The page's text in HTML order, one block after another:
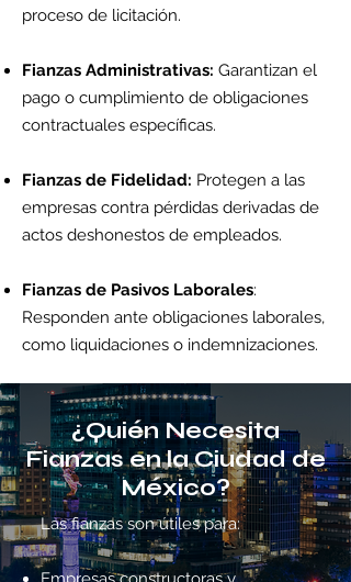
proceso de licitación.
Fianzas Administrativas: Garantizan el
pago o cumplimiento de obligaciones
contractuales específicas.
Fianzas de Fidelidad: Protegen a las
empresas contra pérdidas derivadas de
actos deshonestos de empleados.
Fianzas de Pasivos Laborales:
Responden ante obligaciones laborales,
como liquidaciones o indemnizaciones.
¿Quién Necesita
Fianzas en la Ciudad de
México?
Las fianzas son útiles para: